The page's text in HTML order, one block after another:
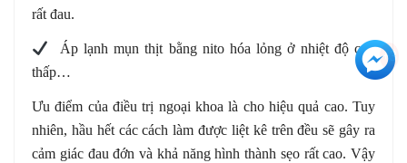
rất đau.
️ Áp lạnh mụn thịt bằng nito hóa lỏng ở nhiệt độ cực
thấp…
Ưu điểm của điều trị ngoại khoa là cho hiệu quả cao. Tuy
nhiên, hầu hết các cách làm được liệt kê trên đều sẽ gây ra
cảm giác đau đớn và khả năng hình thành sẹo rất cao. Vậy
+3